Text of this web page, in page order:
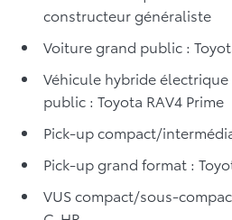
constructeur généraliste
Voiture grand public :
Véhicule hybride
public : Toyota RAV4 Prime
Pick-up compact/
Pick-up grand format :
VUS compact/sous-